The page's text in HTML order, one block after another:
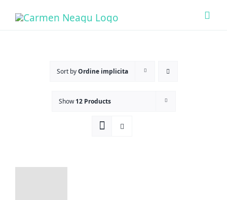
Sort byOrdine implicita
Show12 Products